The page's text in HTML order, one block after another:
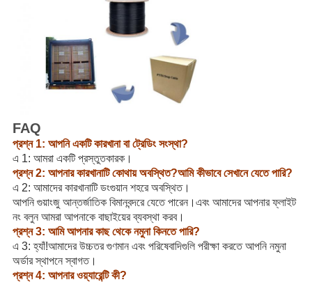
FAQ
প্রশ্ন 1: আপনি একটি কারখানা বা ট্রেডিং সংস্থা?
এ 1: আমরা একটি প্রস্তুতকারক।
প্রশ্ন 2: আপনার কারখানাটি কোথায় অবস্থিত?আমি কীভাবে সেখানে যেতে পারি?
এ 2: আমাদের কারখানাটি ডংগুয়ান শহরে অবস্থিত।
আপনি গুয়াংজু আন্তর্জাতিক বিমানবন্দরে যেতে পারেন।এবং আমাদের আপনার ফ্লাইট
নং বলুন আমরা আপনাকে বাছাইয়ের ব্যবস্থা করব।
প্রশ্ন 3: আমি আপনার কাছ থেকে নমুনা কিনতে পারি?
এ 3: হ্যাঁ!আমাদের উচ্চতর গুণমান এবং পরিষেবাদিগুলি পরীক্ষা করতে আপনি নমুনা
অর্ডার স্থাপনে স্বাগত।
প্রশ্ন 4: আপনার ওয়্যারেন্টি কী?